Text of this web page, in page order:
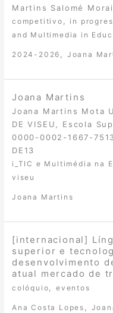
Martins Salomé
competitivo in
and Multimedia in
2024-2026 , Joana
Joana Martins
Joana Martins Mota
DE VISEU, Escola
0000-0002-1667-
DE13
i_TIC e Multimédia na
viseu
Joana Martins
[internacional]
superior e
desenvolvimento
atual mercado de
colóquio ,eventos
Ana Costa Lopes